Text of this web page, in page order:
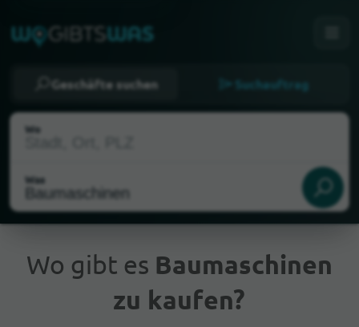
Geschäfte suchen Suchauftrag
Wo
Was
Aktueller Standort
Wo gibt es Baumaschinen
zu kaufen?